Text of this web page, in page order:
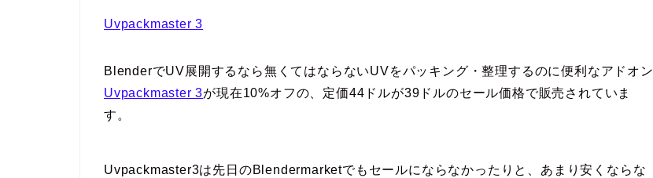
Uvpackmaster 3
BlenderでUV展開するなら無くてはならないUVをパッキング・整理するのに便利なアドオン
Uvpackmaster 3が現在10%オフの、定価44ドルが39ドルのセール価格で販売されていま
す。
Uvpackmaster3は先日のBlendermarketでもセールにならなかったりと、あまり安くならな